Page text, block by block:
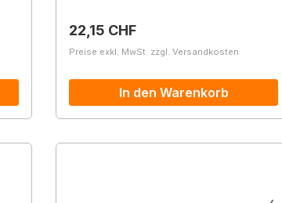
Regulärer Preis:
22,15 CHF
Preise exkl. MwSt. zzgl. Versandkosten
In den Warenkorb